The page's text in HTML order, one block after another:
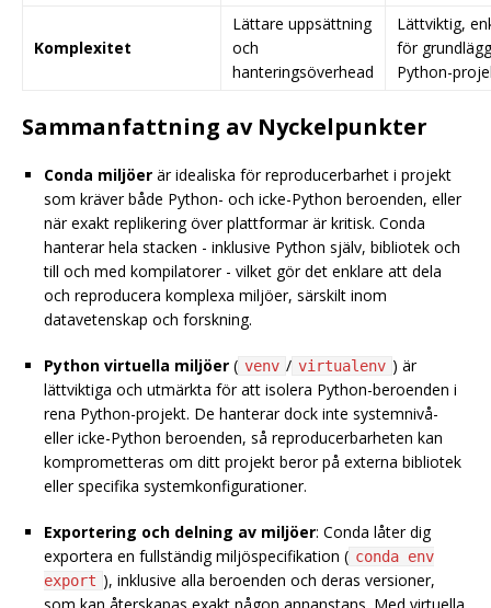
Komplexitet
Lättare uppsättning
och
hanteringsöverhead
Lättviktig,
för
Python-
Sammanfattning av Nyckelpunkter
Conda miljöer är idealiska för reproducerbarhet i projekt
som kräver både Python- och icke-Python beroenden, eller
när exakt replikering över plattformar är kritisk. Conda
hanterar hela stacken - inklusive Python själv, bibliotek och
till och med kompilatorer - vilket gör det enklare att dela
och reproducera komplexa miljöer, särskilt inom
datavetenskap och forskning.
Python virtuella miljöer ( venv / virtualenv ) är
lättviktiga och utmärkta för att isolera Python-beroenden i
rena Python-projekt. De hanterar dock inte systemnivå-
eller icke-Python beroenden, så reproducerbarheten kan
komprometteras om ditt projekt beror på externa bibliotek
eller specifika systemkonfigurationer.
Exportering och delning av miljöer: Conda låter dig
exportera en fullständig miljöspecifikation ( conda env
export ), inklusive alla beroenden och deras versioner,